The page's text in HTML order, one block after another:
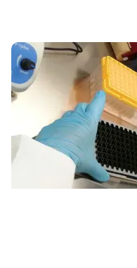
Produits de
suivi pour une
Les micro-organismes
utilisés dans la
27 JUIN 2023